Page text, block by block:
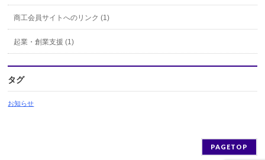
商工会員サイトへのリンク (1)
起業・創業支援 (1)
タグ
お知らせ
PAGETOP